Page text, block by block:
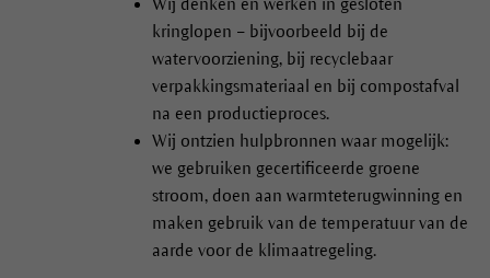
Wij denken en werken in gesloten
kringlopen – bijvoorbeeld bij de
watervoorziening, bij recyclebaar
verpakkingsmateriaal en bij compostafval
na een productieproces.
Wij ontzien hulpbronnen waar mogelijk:
we gebruiken gecertificeerde groene
stroom, doen aan warmteterugwinning en
maken gebruik van de temperatuur van de
aarde voor de klimaatregeling.